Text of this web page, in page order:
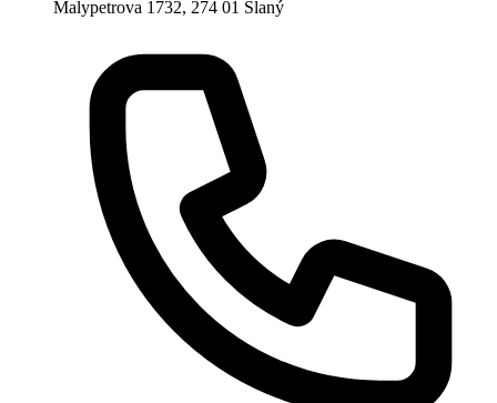
Malypetrova 1732, 274 01 Slaný